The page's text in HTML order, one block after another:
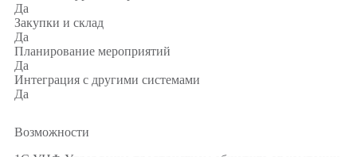
Да
Закупки и склад
Да
Планирование мероприятий
Да
Интеграция с другими системами
Да
Возможности